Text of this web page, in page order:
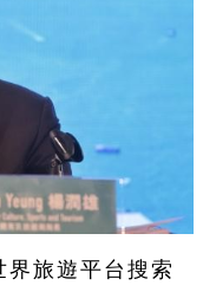
旅遊平台搜索